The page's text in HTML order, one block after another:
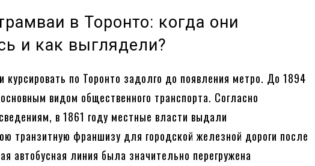
в Торонто: когда они
и как выглядели?
курсировать по Торонто задолго до появления метро. До 1894
видом общественного транспорта. Согласно
в 1861 году местные власти выдали
транзитную франшизу для городской железной дороги после
автобусная линия была значительно перегружена